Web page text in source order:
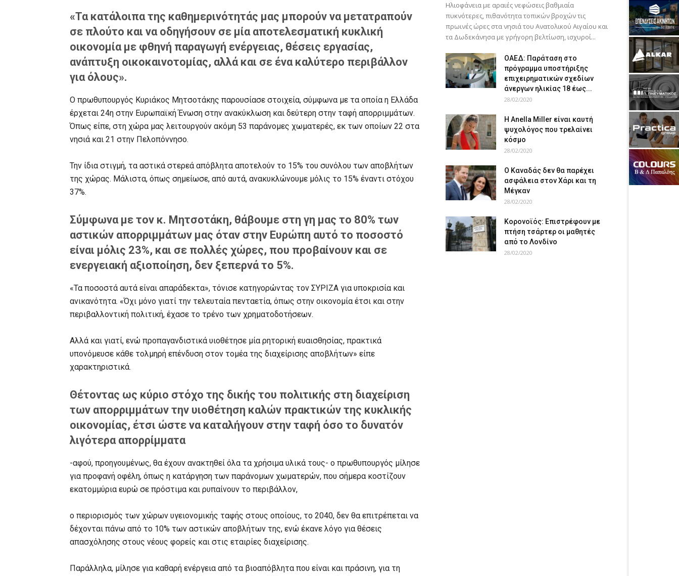
«Τα κατάλοιπα της καθημερινότητάς μας μπορούν να μετατραπούν
σε πλούτο και να οδηγήσουν σε μία αποτελεσματική κυκλική
οικονομία με φθηνή παραγωγή ενέργειας, θέσεις εργασίας,
ανάπτυξη οικοκαινοτομίας, αλλά και σε ένα καλύτερο περιβάλλον
για όλους».
Ο πρωθυπουργός Κυριάκος Μητσοτάκης παρουσίασε στοιχεία, σύμφωνα με τα οποία η Ελλάδα
έρχεται 24η στην Ευρωπαϊκή Ένωση στην ανακύκλωση και δεύτερη στην ταφή απορριμμάτων.
Όπως είπε, στη χώρα μας λειτουργούν ακόμη 53 παράνομες χωματερές, εκ των οποίων 22 στα
νησιά και 21 στην Πελοπόννησο.
Την ίδια στιγμή, τα αστικά στερεά απόβλητα αποτελούν το 15% του συνόλου των αποβλήτων
της χώρας. Μάλιστα, όπως σημείωσε, από αυτά, ανακυκλώνουμε μόλις το 15% έναντι στόχου
37%.
Σύμφωνα με τον κ. Μητσοτάκη, θάβουμε στη γη μας το 80% των
αστικών απορριμμάτων μας όταν στην Ευρώπη αυτό το ποσοστό
είναι μόλις 23%, και σε πολλές χώρες, που προβαίνουν και σε
ενεργειακή αξιοποίηση, δεν ξεπερνά το 5%.
«Τα ποσοστά αυτά είναι απαράδεκτα», τόνισε κατηγορώντας τον ΣΥΡΙΖΑ για υποκρισία και
ανικανότητα. «Όχι μόνο γιατί την τελευταία πενταετία, όπως στην οικονομία έτσι και στην
περιβαλλοντική πολιτική, έχασε το τρένο των χρηματοδοτήσεων.
Αλλά και γιατί, ενώ προπαγανδιστικά υιοθέτησε μία ρητορική ευαισθησίας, πρακτικά
υπονόμευσε κάθε τολμηρή επένδυση στον τομέα της διαχείρισης αποβλήτων» είπε
χαρακτηριστικά.
Θέτοντας ως κύριο στόχο της δικής του πολιτικής στη διαχείριση
των απορριμμάτων την υιοθέτηση καλών πρακτικών της κυκλικής
οικονομίας, έτσι ώστε να καταλήγουν στην ταφή όσο το δυνατόν
λιγότερα απορρίμματα
-αφού, προηγουμένως, θα έχουν ανακτηθεί όλα τα χρήσιμα υλικά τους- ο πρωθυπουργός μίλησε
για προφανή οφέλη, όπως η κατάργηση των παράνομων χωματερών, που σήμερα κοστίζουν
εκατομμύρια ευρώ σε πρόστιμα και ρυπαίνουν το περιβάλλον,
ο περιορισμός των χώρων υγειονομικής ταφής στους οποίους, το 2040, δεν θα επιτρέπεται να
δέχονται πάνω από το 10% των αστικών αποβλήτων της, ενώ έκανε λόγο για θέσεις
απασχόλησης στους νέους φορείς και στις εταιρίες διαχείρισης.
Παράλληλα, μίλησε για καθαρή ενέργεια από τα βιοαπόβλητα που είναι και πράσινη, για τη
Ηλιοφάνεια με αραιές νεφώσεις βαθμιαία
πυκνότερες, πιθανότητα τοπικών βροχών τις
πρωινές ώρες στα νησιά του Ανατολικού Αιγαίου και
τα Δωδεκάνησα με γρήγορη βελτίωση, ισχυροί...
ΟΑΕΔ: Παράταση στο
πρόγραμμα υποστήριξης
επιχειρηματικών σχεδίων
άνεργων ηλικίας 18 έως...
28/02/2020
Η Anella Miller είναι καυτή
ψυχολόγος που τρελαίνει
κόσμο
28/02/2020
Ο Καναδάς δεν θα παρέχει
ασφάλεια στον Χάρι και τη
Μέγκαν
28/02/2020
Κορονοϊός: Επιστρέφουν με
πτήση τσάρτερ οι μαθητές
από το Λονδίνο
28/02/2020